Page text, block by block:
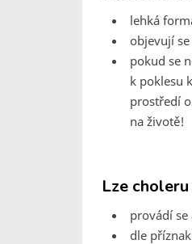
lehká
objevují se
pokud se
k poklesu
prostředí
na životě!
Lze
provádí
dle